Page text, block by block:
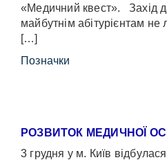
«Медичний квест». Захід
майбутнім абітурієнтам
[…]
Позначки
РОЗВИТОК МЕДИЧНОЇ
3 грудня у м. Київ